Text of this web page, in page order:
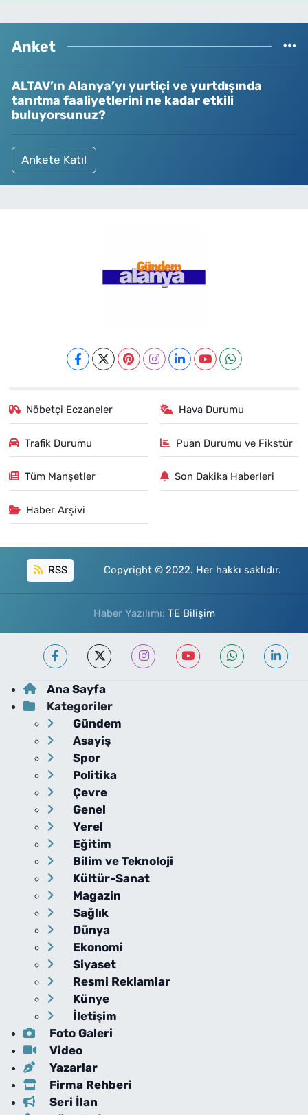
Anket
ALTAV’ın Alanya’yı yurtiçi ve yurtdışında
tanıtma faaliyetlerini ne kadar etkili
buluyorsunuz?
Ankete Katıl
Nöbetçi Eczaneler Hava Durumu
Trafik Durumu Puan Durumu ve Fikstür
Tüm Manşetler Son Dakika Haberleri
Haber Arşivi
RSS Copyright © 2022. Her hakkı saklıdır.
Haber Yazılımı: TE Bilişim
Ana Sayfa
Kategoriler
Gündem
Asayiş
Spor
Politika
Çevre
Genel
Yerel
Eğitim
Bilim ve Teknoloji
Kültür-Sanat
Magazin
Sağlık
Dünya
Ekonomi
Siyaset
Resmi Reklamlar
Künye
İletişim
Foto Galeri
Video
Yazarlar
Firma Rehberi
Seri İlan